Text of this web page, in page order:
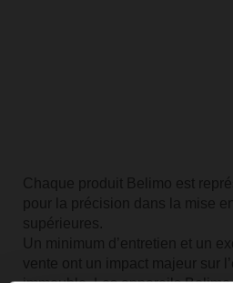
Chaque produit Belimo est
pour la précision dans la mise
supérieures.
Un minimum d’entretien et un
vente ont un impact majeur sur